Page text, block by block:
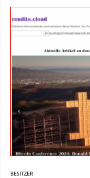
BESITZER